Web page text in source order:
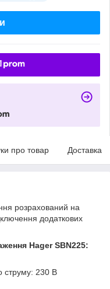
про товар Доставка
розрахований на
додаткових
Hager SBN225:
струму: 230 В